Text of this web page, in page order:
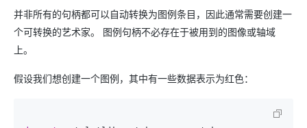
并非所有的句柄都可以自动转换为图例条目，因此通常需要创建一
个可转换的艺术家。 图例句柄不必存在于被用到的图像或轴域
上。
假设我们想创建一个图例，其中有一些数据表示为红色：